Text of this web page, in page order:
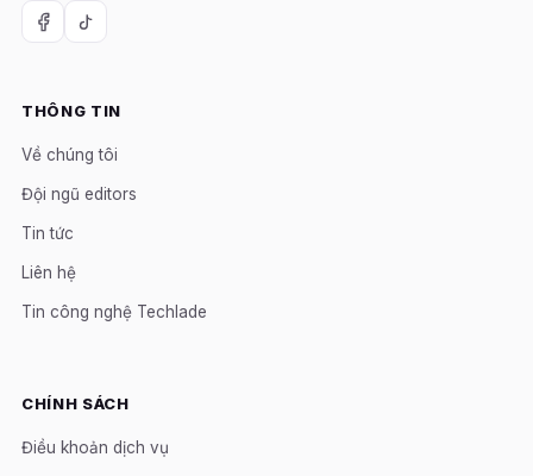
THÔNG TIN
Về chúng tôi
Đội ngũ editors
Tin tức
Liên hệ
Tin công nghệ Techlade
CHÍNH SÁCH
Điều khoản dịch vụ